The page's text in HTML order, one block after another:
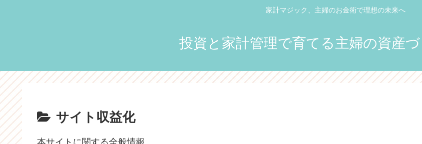
家計マジック、主婦のお金術で理想の未来へ
投資と家計管理で育てる主婦の資産
サイト収益化
本サイトに関する全般情報